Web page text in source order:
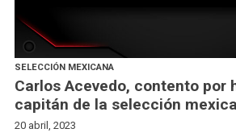
SELECCIÓN MEXICANA
Carlos Acevedo, contento por
capitán de la selección
20 abril, 2023